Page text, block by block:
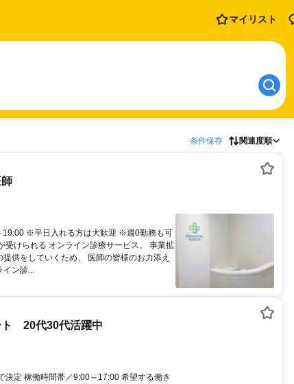
マイリスト
条件保存 関連度順
19:00 ※平日入れる方は大歓迎 ※週0勤務も可
受けられる オンライン診療サービス。 事業拡
供をしていくため、 医師の皆様のお力添え
イン診...
20代30代活躍中
決定 稼働時間帯／9:00～17:00 希望する働き